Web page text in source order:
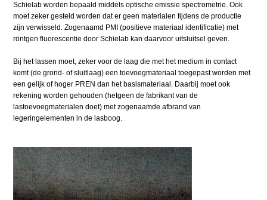
Schielab worden bepaald middels optische emissie spectrometrie. Ook
moet zeker gesteld worden dat er geen materialen tijdens de productie
zijn verwisseld. Zogenaamd PMI (positieve materiaal identificatie) met
röntgen fluorescentie door Schielab kan daarvoor uitsluitsel geven.
Bij het lassen moet, zeker voor de laag die met het medium in contact
komt (de grond- of sluitlaag) een toevoegmateriaal toegepast worden met
een gelijk of hoger PREN dan het basismateriaal. Daarbij moet ook
rekening worden gehouden (hetgeen de fabrikant van de
lastoevoegmaterialen doet) met zogenaamde afbrand van
legeringelementen in de lasboog.